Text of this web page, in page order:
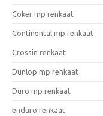
Coker mp renkaat
Continental mp renkaat
Crossin renkaat
Dunlop mp renkaat
Duro mp renkaat
enduro renkaat